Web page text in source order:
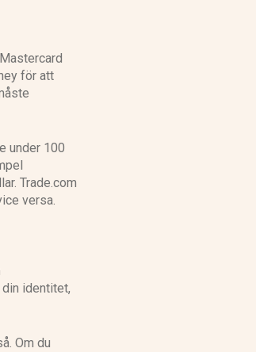
för att
under 100
Trade.com
versa.
identitet,
Om du